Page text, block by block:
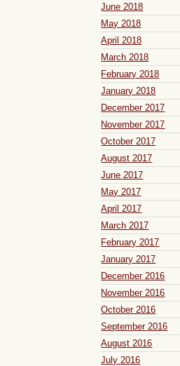
June 2018
May 2018
April 2018
March 2018
February 2018
January 2018
December 2017
November 2017
October 2017
August 2017
June 2017
May 2017
April 2017
March 2017
February 2017
January 2017
December 2016
November 2016
October 2016
September 2016
August 2016
July 2016